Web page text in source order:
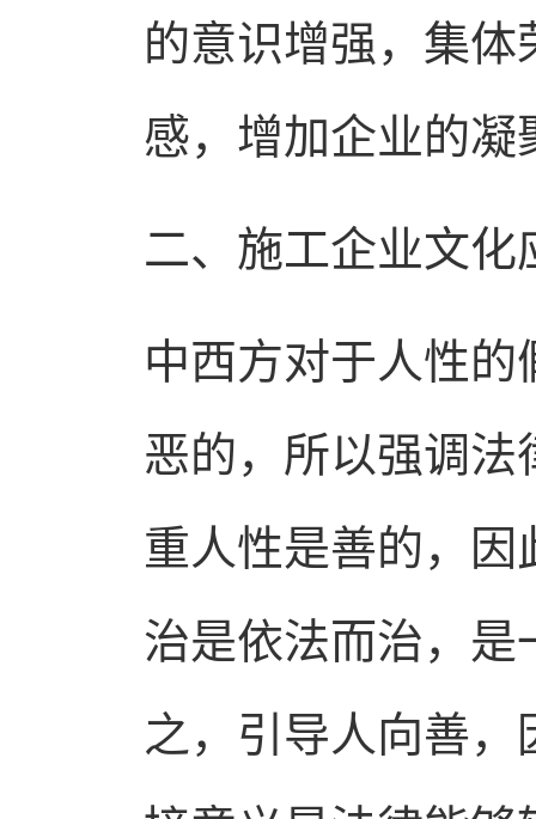
的意识增强，集
感，增加企业的凝
二、施工企业文化
中西方对于人性
恶的，所以强调
重人性是善的，
治是依法而治，
之，引导人向善